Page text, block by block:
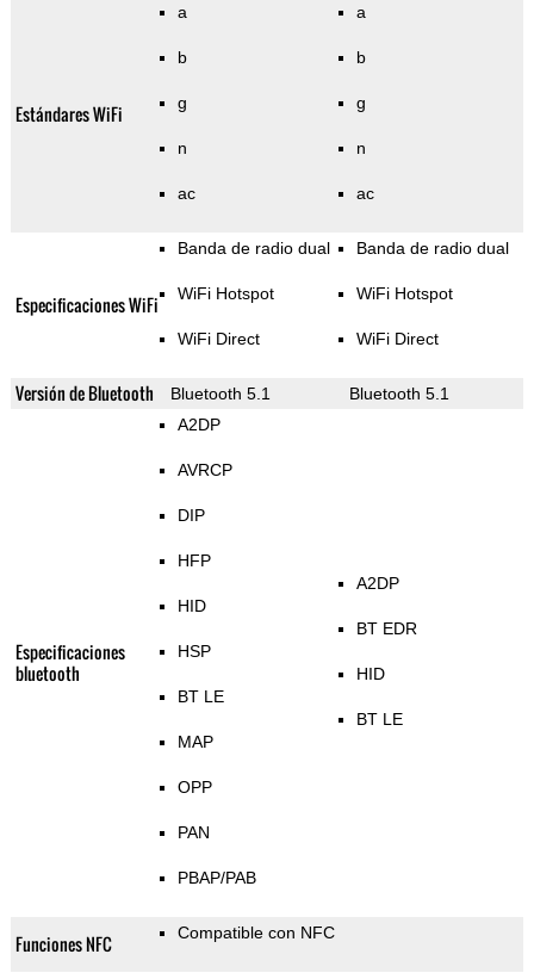
Estándares WiFi
a
b
g
n
ac
a
b
g
n
ac
Especificaciones WiFi
Banda de radio dual
WiFi Hotspot
WiFi Direct
Banda de radio dual
WiFi Hotspot
WiFi Direct
Versión de Bluetooth Bluetooth 5.1 Bluetooth 5.1
Especificaciones
bluetooth
A2DP
AVRCP
DIP
HFP
HID
HSP
BT LE
MAP
OPP
PAN
PBAP/PAB
A2DP
BT EDR
HID
BT LE
Funciones NFC Compatible con NFC